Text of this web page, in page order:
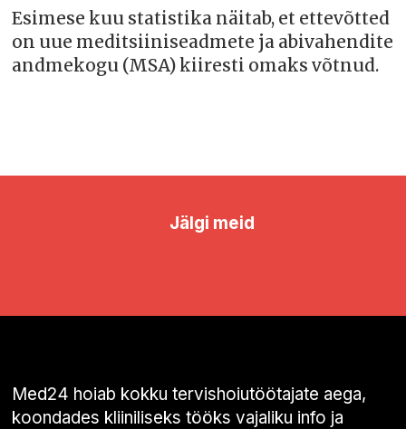
Esimese kuu statistika näitab, et ettevõtted
on uue meditsiiniseadmete ja abivahendite
andmekogu (MSA) kiiresti omaks võtnud.
Jälgi meid
Med24 hoiab kokku tervishoiutöötajate aega,
koondades kliiniliseks tööks vajaliku info ja